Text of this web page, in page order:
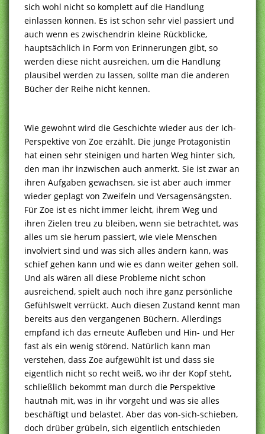
sich wohl nicht so komplett auf die Handlung
einlassen können. Es ist schon sehr viel passiert und
auch wenn es zwischendrin kleine Rückblicke,
hauptsächlich in Form von Erinnerungen gibt, so
werden diese nicht ausreichen, um die Handlung
plausibel werden zu lassen, sollte man die anderen
Bücher der Reihe nicht kennen.
Wie gewohnt wird die Geschichte wieder aus der Ich-
Perspektive von Zoe erzählt. Die junge Protagonistin
hat einen sehr steinigen und harten Weg hinter sich,
den man ihr inzwischen auch anmerkt. Sie ist zwar an
ihren Aufgaben gewachsen, sie ist aber auch immer
wieder geplagt von Zweifeln und Versagensängsten.
Für Zoe ist es nicht immer leicht, ihrem Weg und
ihren Zielen treu zu bleiben, wenn sie betrachtet, was
alles um sie herum passiert, wie viele Menschen
involviert sind und was sich alles ändern kann, was
schief gehen kann und wie es dann weiter gehen soll.
Und als wären all diese Probleme nicht schon
ausreichend, spielt auch noch ihre ganz persönliche
Gefühlswelt verrückt. Auch diesen Zustand kennt man
bereits aus den vergangenen Büchern. Allerdings
empfand ich das erneute Aufleben und Hin- und Her
fast als ein wenig störend. Natürlich kann man
verstehen, dass Zoe aufgewühlt ist und dass sie
eigentlich nicht so recht weiß, wo ihr der Kopf steht,
schließlich bekommt man durch die Perspektive
hautnah mit, was in ihr vorgeht und was sie alles
beschäftigt und belastet. Aber das von-sich-schieben,
doch drüber grübeln, sich eigentlich entschieden